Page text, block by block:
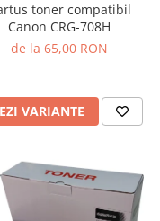
toner compatibil
Canon CRG-708H
de la 65,00 RON
VARIANTE